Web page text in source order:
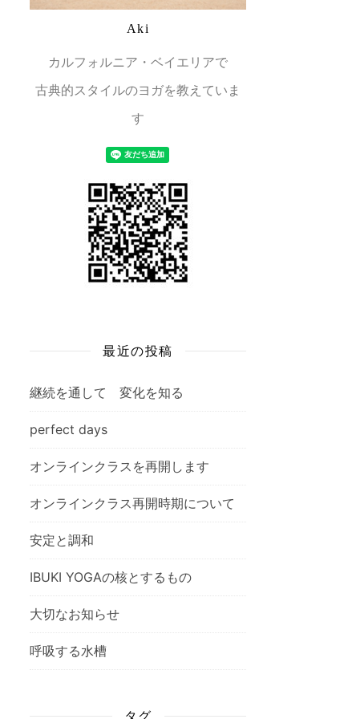
Aki
カルフォルニア・ベイエリアで
古典的スタイルのヨガを教えていま
す
最近の投稿
継続を通して 変化を知る
perfect days
オンラインクラスを再開します
オンラインクラス再開時期について
安定と調和
IBUKI YOGAの核とするもの
大切なお知らせ
呼吸する水槽
タグ